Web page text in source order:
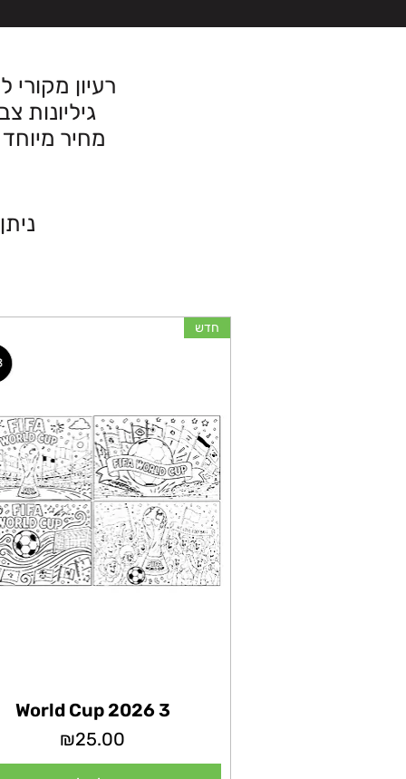
רעיון
גיליונות צביעה ענקיים
מחיר
חדש
World Cup 2026 3
מחיר
₪25.00